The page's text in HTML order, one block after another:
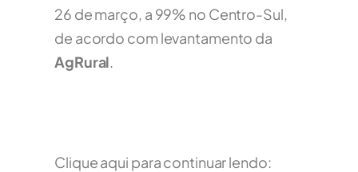
26 de março, a 99% no Centro-Sul,
de acordo com levantamento da
AgRural.
Clique aqui para continuar lendo: